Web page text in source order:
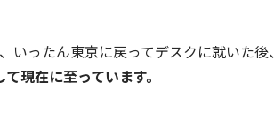
いったん東京に戻ってデスクに就いた後、
現在に至っています。